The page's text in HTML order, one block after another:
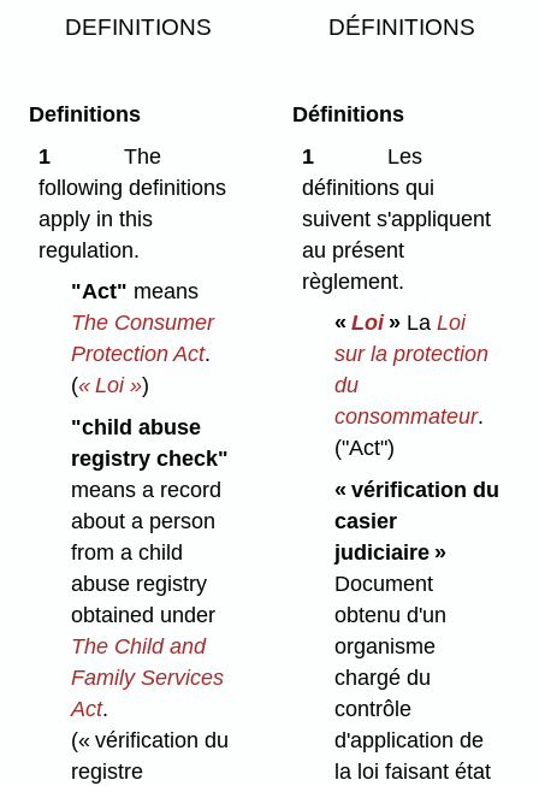
DEFINITIONS DÉFINITIONS
Definitions
1
The
following definitions
apply in this
regulation.
"Act" means
The Consumer
Protection Act.
(« Loi »)
"child abuse
registry check"
means a record
about a person
from a child
abuse registry
obtained under
The Child and
Family Services
Act.
(« vérification du
registre
Définitions
1
Les
définitions qui
suivent s'appliquent
au présent
règlement.
« Loi»La Loi
sur la protection
du
consommateur.
("Act")
« vérification du
casier
judiciaire »
Document
obtenu d'un
organisme
chargé du
contrôle
d'application de
la loi faisant état